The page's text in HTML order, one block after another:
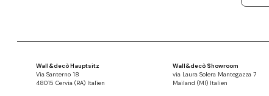
Wall&decò Hauptsitz
Via Santerno 18
48015 Cervia (RA) Italien
Wall&decò Showroom
via Laura Solera Mantegazza 7
Mailand (MI) Italien